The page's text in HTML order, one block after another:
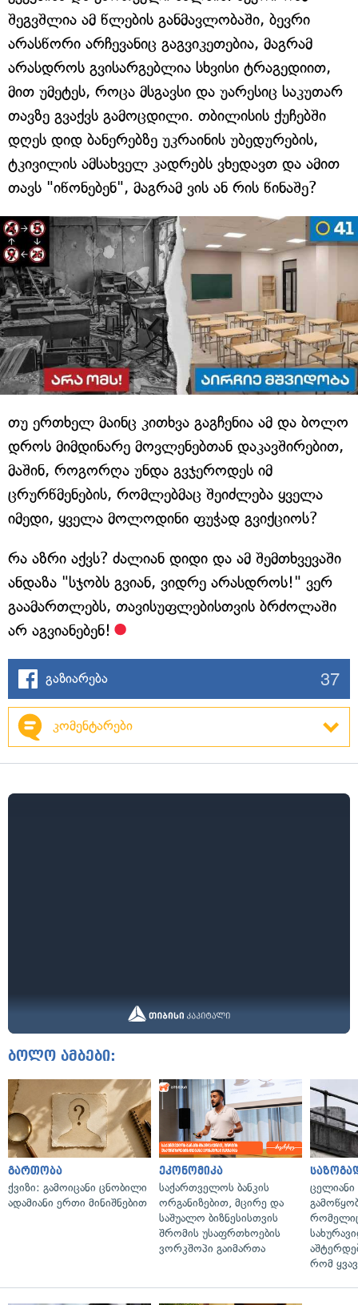
შეგვშლია ამ წლების განმავლობაში, ბევრი
არასწორი არჩევანიც გაგვიკეთებია, მაგრამ
არასდროს გვისარგებლია სხვისი ტრაგედიით,
მით უმეტეს, როცა მსგავსი და უარესიც საკუთარ
თავზე გვაქვს გამოცდილი. თბილისის ქუჩებში
დღეს დიდ ბანერებზე უკრაინის უბედურების,
ტკივილის ამსახველ კადრებს ვხედავთ და ამით
თავს "იწონებენ", მაგრამ ვის ან რის წინაშე?
თუ ერთხელ მაინც კითხვა გაგჩენია ამ და ბოლო
დროს მიმდინარე მოვლენებთან დაკავშირებით,
მაშინ, როგორღა უნდა გვჯეროდეს იმ
ცრურწმენების, რომლებმაც შეიძლება ყველა
იმედი, ყველა მოლოდინი ფუჭად გვიქციოს?
რა აზრი აქვს? ძალიან დიდი და ამ შემთხვევაში
ანდაზა "სჯობს გვიან, ვიდრე არასდროს!" ვერ
გაამართლებს, თავისუფლებისთვის ბრძოლაში
არ აგვიანებენ!
გაზიარება 37
კომენტარები
ბოლო ამბები:
გართობა
ქვიზი: გამოიცანი ცნობილი
ადამიანი ერთი მინიშნებით
ეკონომიკა
საქართველოს ბანკის
ორგანიზებით, მცირე და
საშუალო ბიზნესისთვის
შრომის უსაფრთხოების
ვორკშოპი გაიმართა
რომელიც
რომ